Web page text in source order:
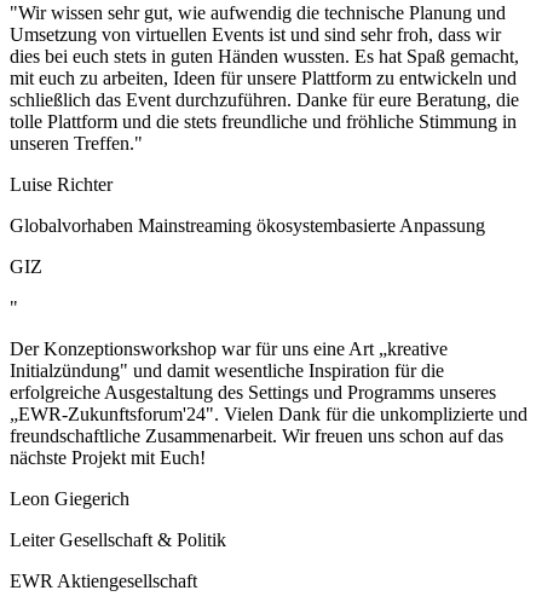
"Wir wissen sehr gut, wie aufwendig die technische Planung und
Umsetzung von virtuellen Events ist und sind sehr froh, dass wir
dies bei euch stets in guten Händen wussten. Es hat Spaß gemacht,
mit euch zu arbeiten, Ideen für unsere Plattform zu entwickeln und
schließlich das Event durchzuführen. Danke für eure Beratung, die
tolle Plattform und die stets freundliche und fröhliche Stimmung in
unseren Treffen."
Luise Richter
Globalvorhaben Mainstreaming ökosystembasierte Anpassung
GIZ
"
Der Konzeptionsworkshop war für uns eine Art „kreative
Initialzündung" und damit wesentliche Inspiration für die
erfolgreiche Ausgestaltung des Settings und Programms unseres
„EWR-Zukunftsforum'24". Vielen Dank für die unkomplizierte und
freundschaftliche Zusammenarbeit. Wir freuen uns schon auf das
nächste Projekt mit Euch!
Leon Giegerich
Leiter Gesellschaft & Politik
EWR Aktiengesellschaft